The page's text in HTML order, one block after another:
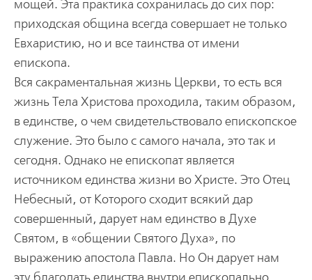
мощей. Эта практика сохранилась до сих пор:
приходская община всегда совершает не только
Евхаристию, но и все таинства от имени
епископа.
Вся сакраментальная жизнь Церкви, то есть вся
жизнь Тела Христова проходила, таким образом,
в единстве, о чем свидетельствовало епископское
служение. Это было с самого начала, это так и
сегодня. Однако не епископат является
источником единства жизни во Христе. Это Отец
Небесный, от Которого сходит всякий дар
совершенный, дарует нам единство в Духе
Святом, в «общении Святого Духа», по
выражению апостола Павла. Но Он дарует нам